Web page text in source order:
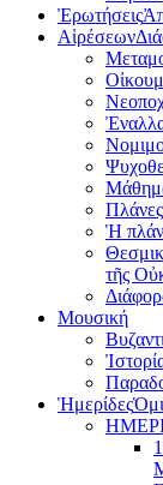
Ἐρωτήσεις
Αἱρέσεων
Πλάνες
Ἡ
τῆς
Μουσική
Ἡμερίδες